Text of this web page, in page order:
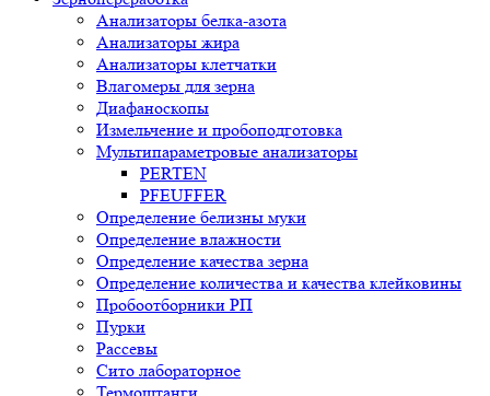
Анализаторы белка-азота
Анализаторы жира
Анализаторы клетчатки
Влагомеры для зерна
Диафаноскопы
Измельчение и пробоподготовка
Мультипараметровые анализаторы
PERTEN
PFEUFFER
Определение белизны муки
Определение влажности
Определение качества зерна
Определение количества и качества клейковины
Пробоотборники РП
Пурки
Рассевы
Сито лабораторное